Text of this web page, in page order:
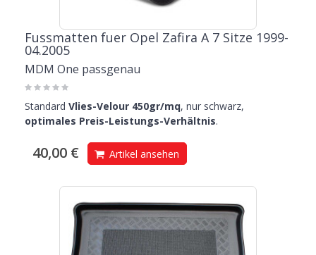
Fussmatten fuer Opel Zafira A 7 Sitze 1999-
04.2005
MDM One passgenau
Standard Vlies-Velour 450gr/mq, nur schwarz,
optimales Preis-Leistungs-Verhältnis.
40,00 € Artikel ansehen